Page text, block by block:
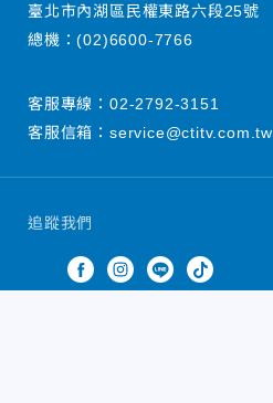
追蹤我們
臺北市內湖區民權東路六段25號
總機：(02)6600-7766
客服專線： 02-2792-3151
客服信箱： service@ctitv.com.tw